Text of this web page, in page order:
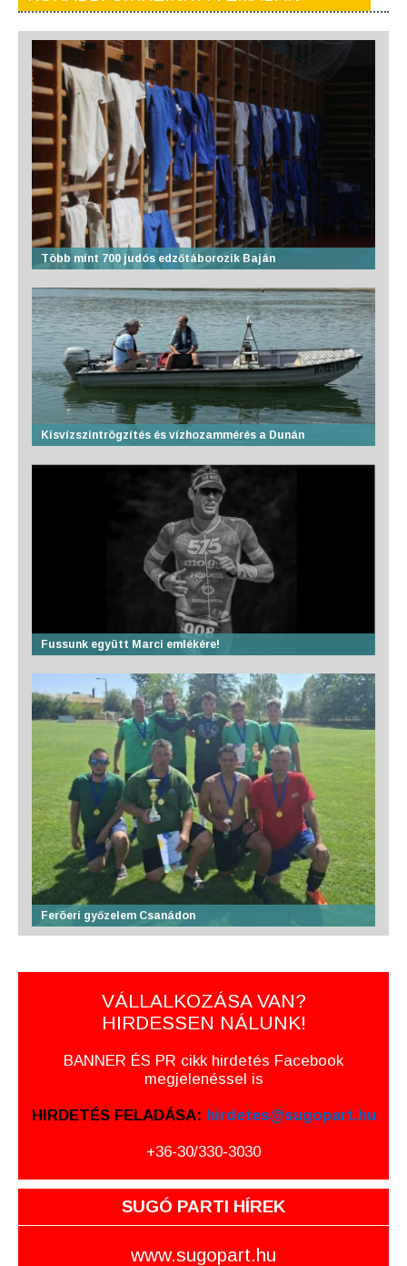
Több mint 700 judós edzőtáborozik Baján
Kisvízszintrögzítés és vízhozammérés a Dunán
Fussunk együtt Marci emlékére!
Feröeri győzelem Csanádon
VÁLLALKOZÁSA VAN?
HIRDESSEN NÁLUNK!
BANNER ÉS PR cikk hirdetés Facebook
megjelenéssel is
HIRDETÉS FELADÁSA: hirdetes@sugopart.hu
+36-30/330-3030
SUGÓ PARTI HÍREK
www.sugopart.hu